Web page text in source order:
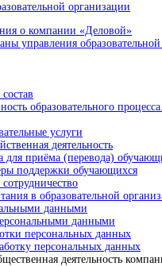
организации
о компании «Деловой»
управления
образовательного
услуги
деятельность
для приёма (перевода)
поддержки обучающихся
в образовательной
данными
данными
персональных данных
персональных данных
деятельность